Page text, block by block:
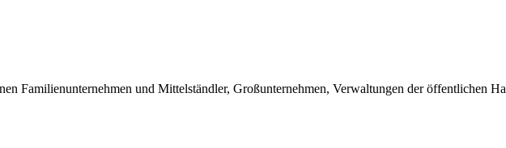
Familienunternehmen und Mittelständler, Großunternehmen, Verwaltungen der öffentlichen